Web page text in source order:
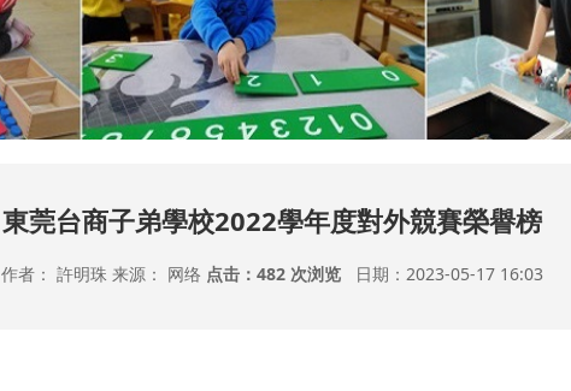
東莞台商子弟學校2022學年度對外競賽榮譽榜
作者： 許明珠 来源： 网络 点击： 482 次浏览 日期：2023-05-17 16:03